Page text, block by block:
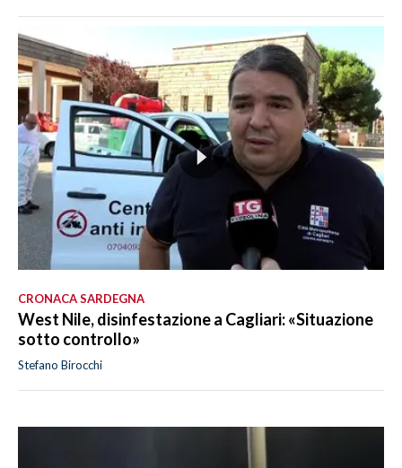
CRONACA SARDEGNA
West Nile, disinfestazione a Cagliari: «Situazione
sotto controllo»
Stefano Birocchi